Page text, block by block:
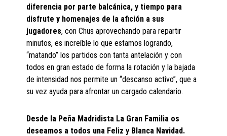
diferencia por parte balcánica, y tiempo para
disfrute y homenajes de la afición a sus
jugadores, con Chus aprovechando para repartir
minutos, es increíble lo que estamos logrando,
“matando” los partidos con tanta antelación y con
todos en gran estado de forma la rotación y la bajada
de intensidad nos permite un “descanso activo”, que a
su vez ayuda para afrontar un cargado calendario.
Desde la Peña Madridista La Gran Familia os
deseamos a todos una Feliz y Blanca Navidad.